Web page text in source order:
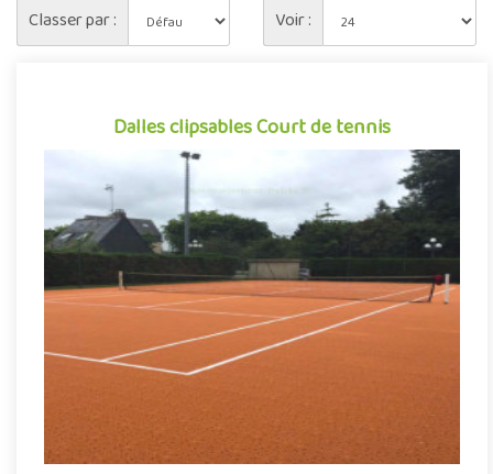
Classer par : Voir :
Dalles clipsables Court de tennis
Dalles clipsables Court de tennis
Revêtement de sol sportif sous forme de dalles clipsables en
polypropylène, Flexipads Tennis se démarque par sa grande
facili..
Indiquez la surface en m²